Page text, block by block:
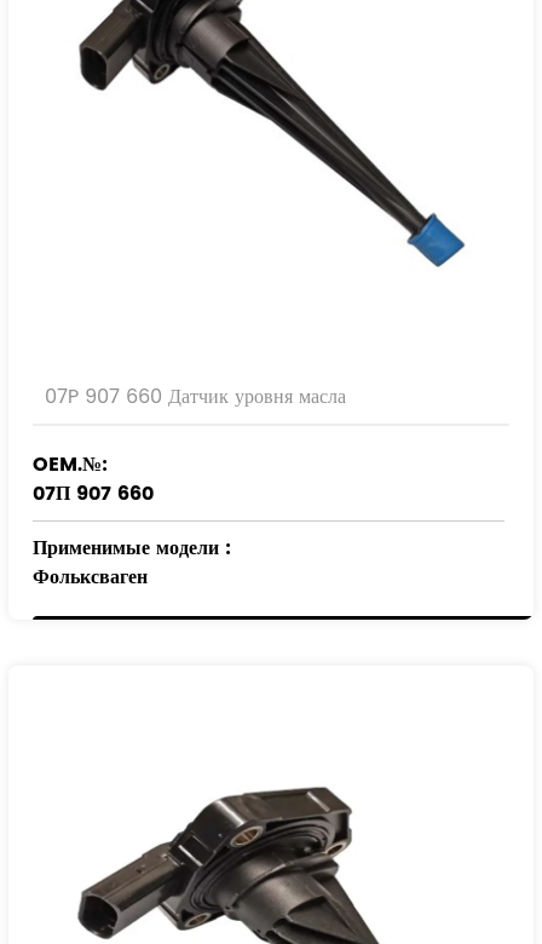
07P 907 660 Датчик уровня масла
OEM.№:
07П 907 660
Применимые модели :
Фольксваген